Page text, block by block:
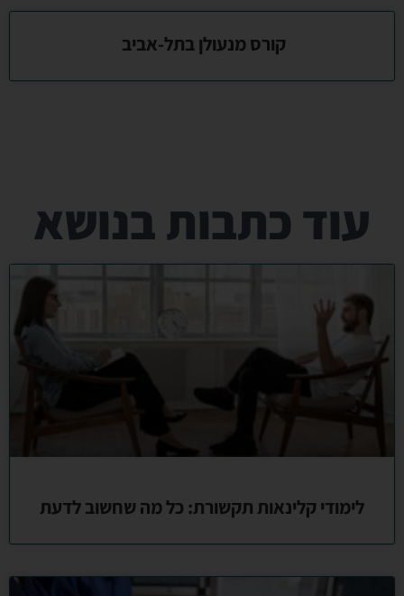
קורס מנעולן בתל-אביב
עוד כתבות בנושא
לימודי קלינאות תקשורת: כל מה שחשוב לדעת